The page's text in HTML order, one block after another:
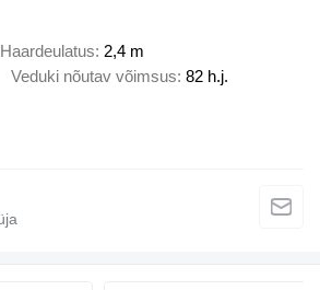
Haardeulatus 2,4 m
Veduki nõutav võimsus 82 h.j.